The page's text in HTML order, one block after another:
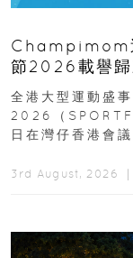
Champimom
節2026載譽歸
動、街舞比賽
全港大型運動盛
2026（
日在灣仔香港會
3rd August, 2026 ｜